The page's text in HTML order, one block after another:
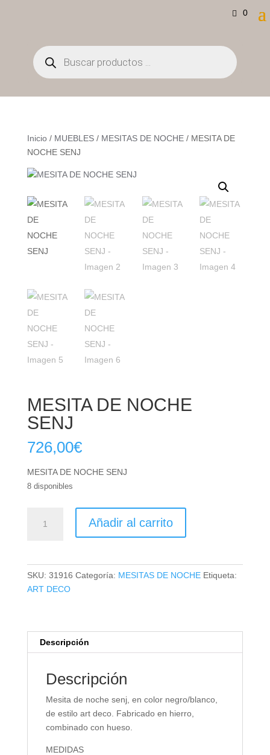
0
Búsqueda
de
productos
Inicio/ MUEBLES/ MESITAS DE NOCHE/ MESITA DE
NOCHE SENJ
MESITA DE NOCHE
SENJ
726,00€
MESITA DE NOCHE SENJ
8 disponibles
Añadir al carrito
SKU: 31916 Categoría: MESITAS DE NOCHE Etiqueta:
ART DECO
Descripción
Descripción
Mesita de noche senj, en color negro/blanco,
de estilo art deco. Fabricado en hierro,
combinado con hueso.
MEDIDAS